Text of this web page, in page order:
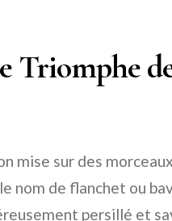
Triomphe
mise sur des
nom de flanchet ou
persillé et